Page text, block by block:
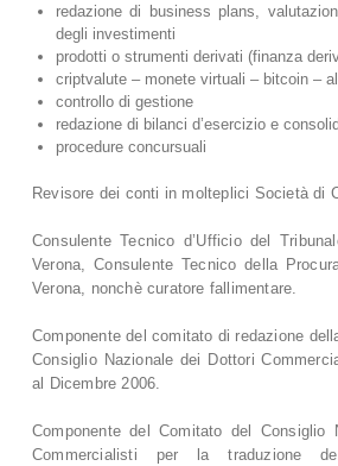
redazione di business plans,
degli investimenti
prodotti o strumenti derivati (finanza
criptvalute – monete virtuali – bitcoin –
controllo di gestione
redazione di bilanci d’esercizio e
procedure concursuali
Revisore dei conti in molteplici Società di
Consulente Tecnico d’Ufficio del
Verona, Consulente Tecnico della
Verona, nonchè curatore fallimentare.
Componente del comitato di redazione
Consiglio Nazionale dei Dottori
al Dicembre 2006.
Componente del Comitato del Consiglio
Commercialisti per la traduzione